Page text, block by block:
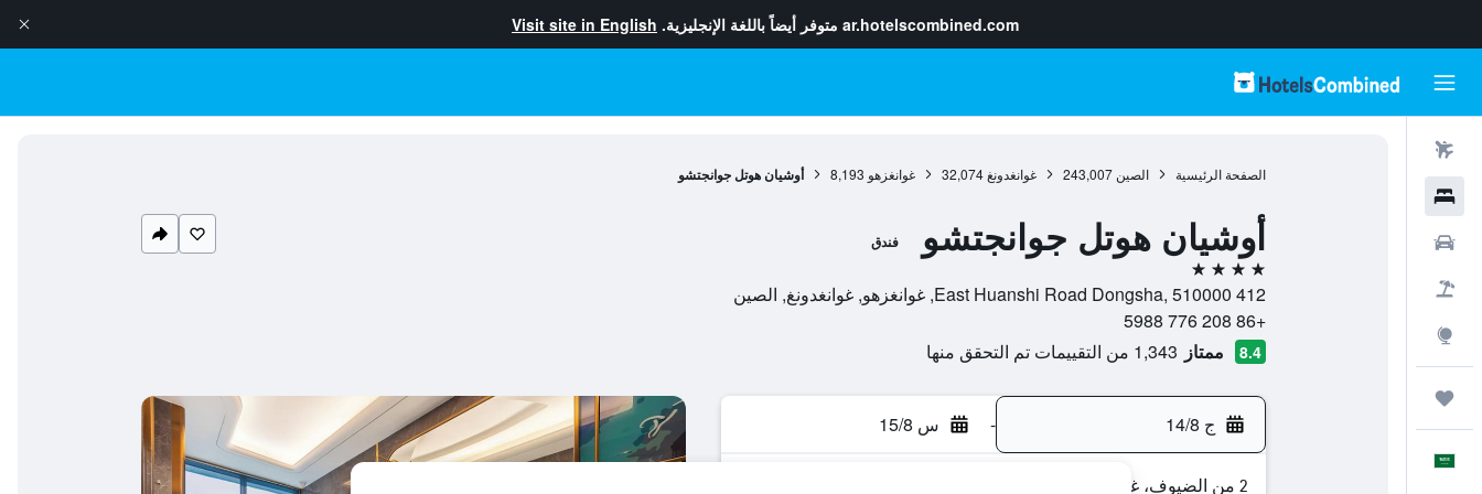
ar.hotelscombined.com متوفر أيضاً باللغة الإنجليزية. Visit site in English
الصفحة الرئيسية الصين 243,007 غوانغدونغ 32,074 غوانغزهو 8,193 أوشيان هوتل جوانجتشو
أوشيان هوتل جوانجتشو فندق
4 نجوم
412 East Huanshi Road Dongsha, 510000, غوانغزهو, غوانغدونغ, الصين
+86 208 776 5988
8.4 ممتاز 1,343 من التقييمات تم التحقق منها
ج 14/8 - س 15/8
2 من الضيوف، غرفة واحدة